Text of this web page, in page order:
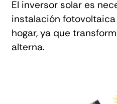
El inversor solar es
instalación
hogar, ya que
alterna.